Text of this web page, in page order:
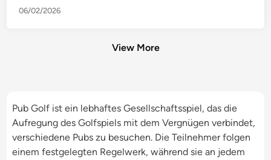
06/02/2026
View More
Pub Golf ist ein lebhaftes Gesellschaftsspiel, das die
Aufregung des Golfspiels mit dem Vergnügen verbindet,
verschiedene Pubs zu besuchen. Die Teilnehmer folgen
einem festgelegten Regelwerk, während sie an jedem